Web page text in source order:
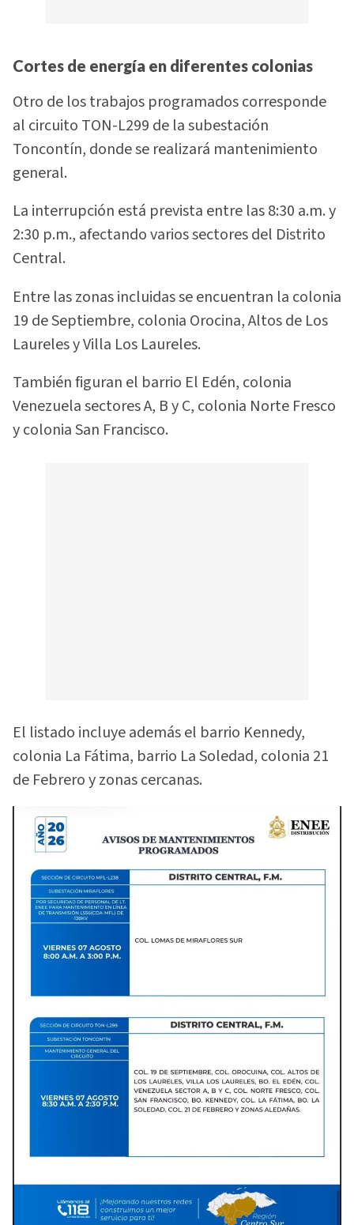
Cortes de energía en diferentes colonias
Otro de los trabajos programados corresponde
al circuito TON-L299 de la subestación
Toncontín, donde se realizará mantenimiento
general.
La interrupción está prevista entre las 8:30 a.m. y
2:30 p.m., afectando varios sectores del Distrito
Central.
Entre las zonas incluidas se encuentran la colonia
19 de Septiembre, colonia Orocina, Altos de Los
Laureles y Villa Los Laureles.
También figuran el barrio El Edén, colonia
Venezuela sectores A, B y C, colonia Norte Fresco
y colonia San Francisco.
El listado incluye además el barrio Kennedy,
colonia La Fátima, barrio La Soledad, colonia 21
de Febrero y zonas cercanas.